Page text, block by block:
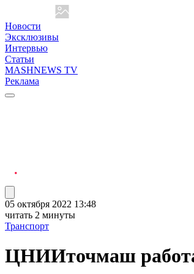
Новости
Эксклюзивы
Интервью
Статьи
MASHNEWS TV
Реклама
05 октября 2022 13:48
читать 2 минуты
Транспорт
ЦНИИточмаш